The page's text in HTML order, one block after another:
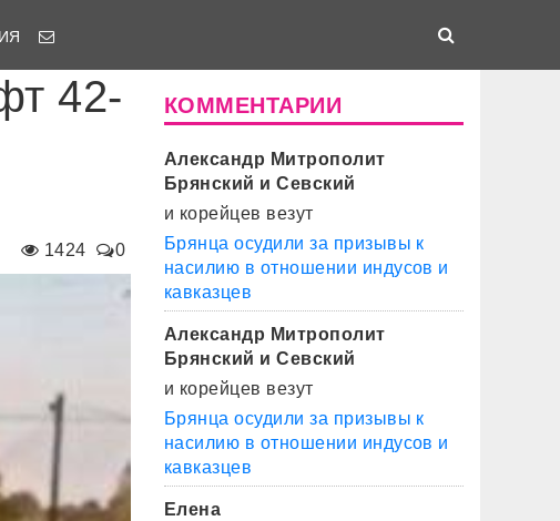
42-
1424 0
КОММЕНТАРИИ
Александр Митрополит
Брянский и Севский
и корейцев везут
Брянца осудили за призывы к
насилию в отношении индусов и
кавказцев
Александр Митрополит
Брянский и Севский
и корейцев везут
Брянца осудили за призывы к
насилию в отношении индусов и
кавказцев
Елена